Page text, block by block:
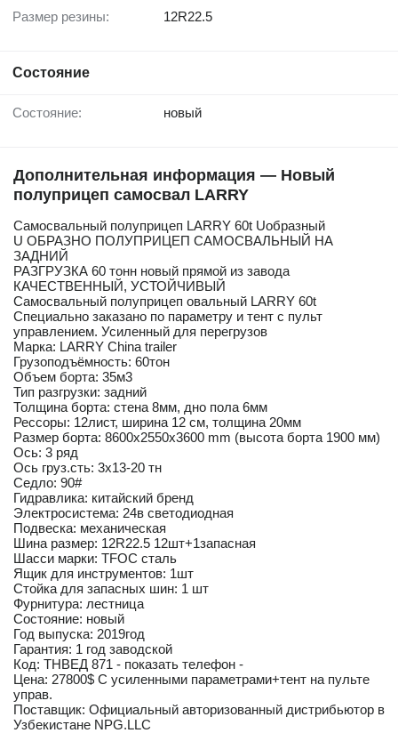
Размер резины: 12R22.5
Состояние
Состояние: новый
Дополнительная информация — Новый
полуприцеп самосвал LARRY
Самосвальный полуприцеп LARRY 60t Uобразный
U ОБРАЗНО ПОЛУПРИЦЕП САМОСВАЛЬНЫЙ НА
ЗАДНИЙ
РАЗГРУЗКА 60 тонн новый прямой из завода
КАЧЕСТВЕННЫЙ, УСТОЙЧИВЫЙ
Самосвальный полуприцеп овальный LARRY 60t
Специально заказано по параметру и тент с пульт
управлением. Усиленный для перегрузов
Марка: LARRY China trailer
Грузоподъёмность: 60тон
Объем борта: 35м3
Тип разгрузки: задний
Толщина борта: стена 8мм, дно пола 6мм
Рессоры: 12лист, ширина 12 см, толщина 20мм
Размер борта: 8600x2550x3600 mm (высота борта 1900 мм)
Ось: 3 ряд
Ось груз.сть: 3х13-20 тн
Седло: 90#
Гидравлика: китайский бренд
Электросистема: 24в светодиодная
Подвеска: механическая
Шина размер: 12R22.5 12шт+1запасная
Шасси марки: TFOC сталь
Ящик для инструментов: 1шт
Стойка для запасных шин: 1 шт
Фурнитура: лестница
Состояние: новый
Год выпуска: 2019год
Гарантия: 1 год заводской
Код: ТНВЕД 871 - показать телефон -
Цена: 27800$ С усиленными параметрами+тент на пульте
управ.
Поставщик: Официальный авторизованный дистрибьютор в
Узбекистане NPG.LLC